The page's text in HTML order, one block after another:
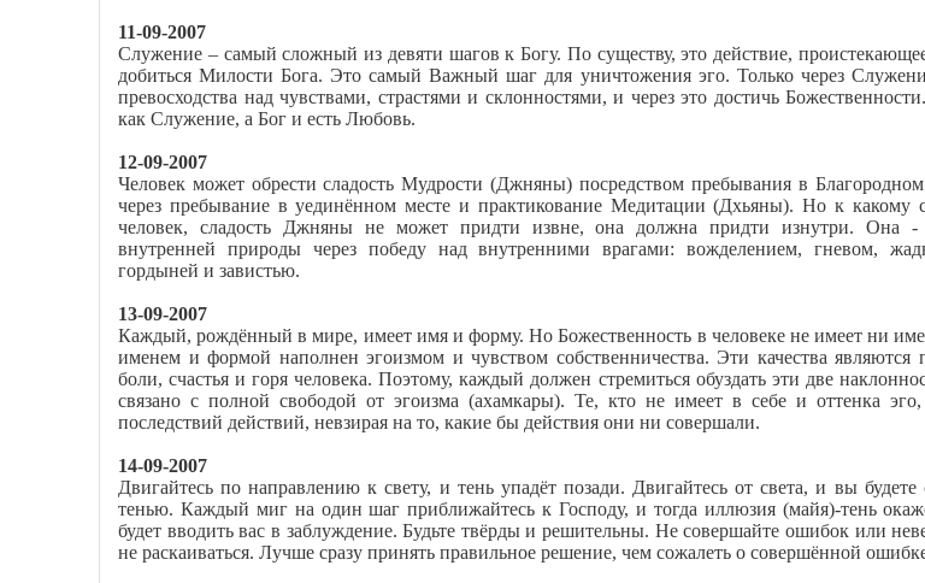
11-09-2007
Служение – самый сложный из девяти шагов к Богу. По существу, это действие,
добиться Милости Бога. Это самый Важный шаг для уничтожения эго. Только через
превосходства над чувствами, страстями и склонностями, и через это достичь
как Служение, а Бог и есть Любовь.
12-09-2007
Человек может обрести сладость Мудрости (Джняны) посредством пребывания в
через пребывание в уединённом месте и практикование Медитации (Дхьяны). Но к какому
человек, сладость Джняны не может придти извне, она должна придти изнутри. Она -
внутренней природы через победу над внутренними врагами: вожделением, гневом,
гордыней и завистью.
13-09-2007
Каждый, рождённый в мире, имеет имя и форму. Но Божественность в человеке не имеет ни
именем и формой наполнен эгоизмом и чувством собственничества. Эти качества являются
боли, счастья и горя человека. Поэтому, каждый должен стремиться обуздать эти две
связано с полной свободой от эгоизма (ахамкары). Те, кто не имеет в себе и оттенка
последствий действий, невзирая на то, какие бы действия они ни совершали.
14-09-2007
Двигайтесь по направлению к свету, и тень упадёт позади. Двигайтесь от света, и вы будете
тенью. Каждый миг на один шаг приближайтесь к Господу, и тогда иллюзия (майя)-тень
будет вводить вас в заблуждение. Будьте твёрды и решительны. Не совершайте ошибок или
не раскаиваться. Лучше сразу принять правильное решение, чем сожалеть о совершённой